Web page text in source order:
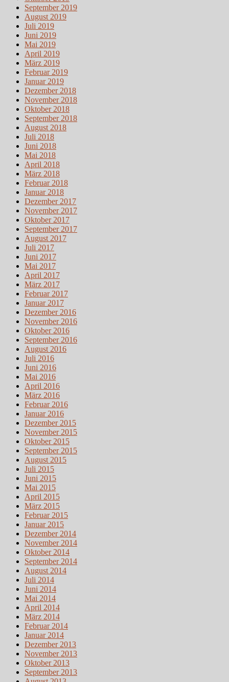
September 2019
August 2019
Juli 2019
Juni 2019
Mai 2019
April 2019
März 2019
Februar 2019
Januar 2019
Dezember 2018
November 2018
Oktober 2018
September 2018
August 2018
Juli 2018
Juni 2018
Mai 2018
April 2018
März 2018
Februar 2018
Januar 2018
Dezember 2017
November 2017
Oktober 2017
September 2017
August 2017
Juli 2017
Juni 2017
Mai 2017
April 2017
März 2017
Februar 2017
Januar 2017
Dezember 2016
November 2016
Oktober 2016
September 2016
August 2016
Juli 2016
Juni 2016
Mai 2016
April 2016
März 2016
Februar 2016
Januar 2016
Dezember 2015
November 2015
Oktober 2015
September 2015
August 2015
Juli 2015
Juni 2015
Mai 2015
April 2015
März 2015
Februar 2015
Januar 2015
Dezember 2014
November 2014
Oktober 2014
September 2014
August 2014
Juli 2014
Juni 2014
Mai 2014
April 2014
März 2014
Februar 2014
Januar 2014
Dezember 2013
November 2013
Oktober 2013
September 2013